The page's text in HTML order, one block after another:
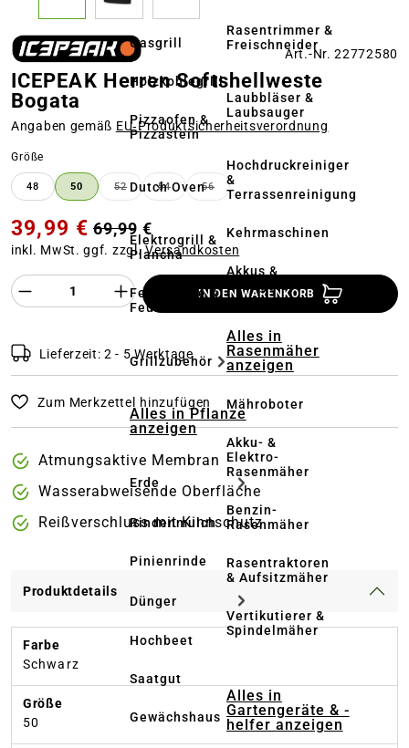
Gasgrill
Holzkohlegrill
Pizzaofen &
Pizzastein
Dutch Oven
Elektrogrill &
Plancha
Feuerstelle &
Feuerschale
Grillzubehör
Alles in Pflanze
anzeigen
Erde
Rindenmulch
Pinienrinde
Dünger
Hochbeet
Saatgut
Gewächshaus
Rasentrimmer &
Freischneider
Laubbläser &
Laubsauger
Hochdruckreiniger
&
Terrassenreinigung
Kehrmaschinen
Akkus &
Alles in
Rasenmäher
anzeigen
Mähroboter
Akku- &
Elektro-
Rasenmäher
Benzin-
Rasenmäher
Rasentraktoren
& Aufsitzmäher
Vertikutierer &
Spindelmäher
Alles in
Gartengeräte & -
helfer anzeigen
Art.-Nr. 22772580
ICEPEAK Herren Softshellweste
Bogata
Angaben gemäß EU‑Produktsicherheitsverordnung
Größe
48 50 52(DIESE OPTION IST ZURZEIT NICHT VERFÜGBAR.)
54(DIESE OPTION IST ZURZEIT NICHT
56(DIESE OPTION IST ZURZEIT
39,99 € 69,99 €
inkl. MwSt. ggf. zzgl.Versandkosten
Produkt Anzahl des Produktes
IN DEN WARENKORB
Lieferzeit: 2 - 5 Werktage
Zum Merkzettel hinzufügen
Atmungsaktive Membran
Wasserabweisende Oberfläche
Reißverschluss mit Kinnschutz
Produktdetails
Farbe
Schwarz
Größe
50